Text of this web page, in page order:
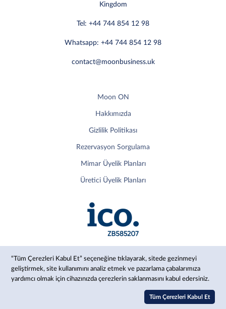
“Tüm Çerezleri Kabul Et” seçeneğine tıklayarak, sitede gezinmeyi
geliştirmek, site kullanımını analiz etmek ve pazarlama çabalarımıza
yardımcı olmak için cihazınızda çerezlerin saklanmasını kabul edersiniz.
Tüm Çerezleri Kabul Et
Kingdom
Tel: +44 744 854 12 98
Whatsapp: +44 744 854 12 98
contact@moonbusiness.uk
Moon ON
Hakkımızda
Gizlilik Politikası
Rezervasyon Sorgulama
Mimar Üyelik Planları
Üretici Üyelik Planları